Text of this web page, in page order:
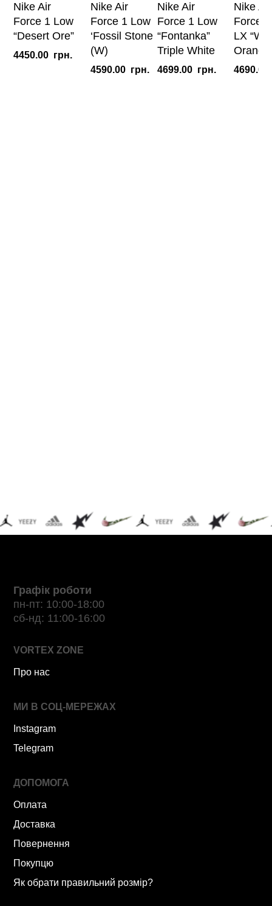
Nike Air
Force 1 Low
“Desert Ore”
4450.00 грн.
Nike Air
Force 1 Low
‘Fossil Stone
(W)
4590.00 грн.
Nike Air
Force 1 Low
“Fontanka”
Triple White
4699.00 грн.
Nike Air
Force
LX
Orange
4690.00
Графік роботи
пн-пт: 10:00-18:00
сб-нд: 11:00-16:00
VORTEX ZONE
Про нас
МИ В СОЦ-МЕРЕЖАХ
Instagram
Telegram
ДОПОМОГА
Оплата
Доставка
Повернення
Покупцю
Як обрати правильний розмір?